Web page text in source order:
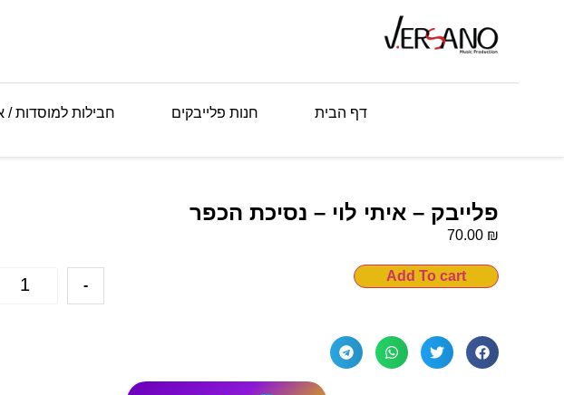
דף הבית חנות פלייבקים חבילות למוסדות /
פלייבק – איתי לוי – נסיכת הכפר
70.00 ₪
-
Add To cart